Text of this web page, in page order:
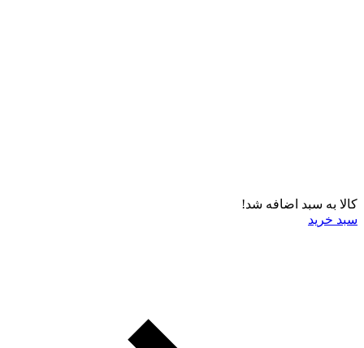
کالا به سبد اضافه شد!
سبد خرید